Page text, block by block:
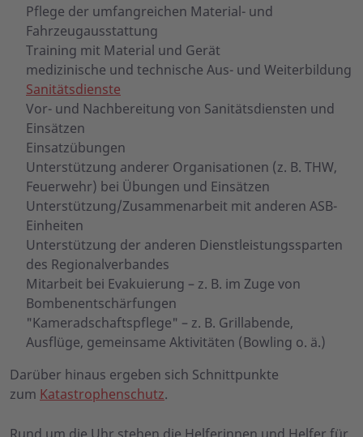
Pflege der umfangreichen Material- und
Fahrzeugausstattung
Training mit Material und Gerät
medizinische und technische Aus- und Weiterbildung
Sanitätsdienste
Vor- und Nachbereitung von Sanitätsdiensten und
Einsätzen
Einsatzübungen
Unterstützung anderer Organisationen (z. B. THW,
Feuerwehr) bei Übungen und Einsätzen
Unterstützung/Zusammenarbeit mit anderen ASB-
Einheiten
Unterstützung der anderen Dienstleistungssparten
des Regionalverbandes
Mitarbeit bei Evakuierung – z. B. im Zuge von
Bombenentschärfungen
"Kameradschaftspflege" – z. B. Grillabende,
Ausflüge, gemeinsame Aktivitäten (Bowling o. ä.)
Darüber hinaus ergeben sich Schnittpunkte
zum Katastrophenschutz.